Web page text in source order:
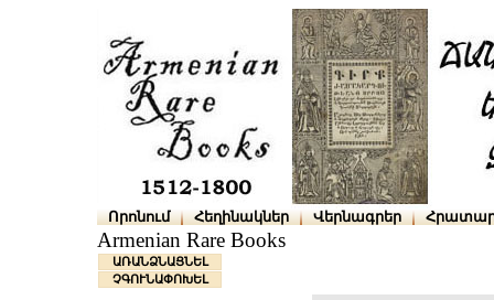
Որոնում Հեղինակներ Վերնագրեր
Armenian Rare Books
ԱՌԱՆՁՆԱՑՆԵԼ
ՉԳՈՒՆԱՓՈԽԵԼ